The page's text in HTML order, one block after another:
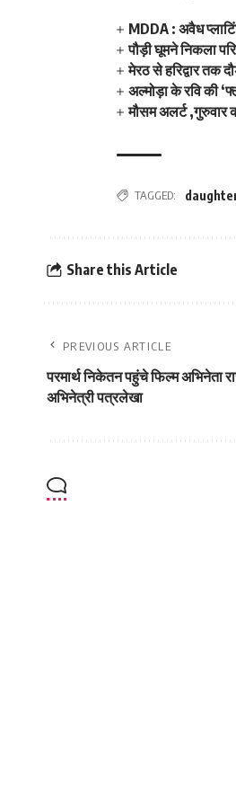
MDDA : अवैध
पौड़ी घूमने निकला
मेरठ से हरिद्वार तक
अल्मोड़ा के रवि की
मौसम अलर्ट ,गुरुवार
TAGGED:
Share this Article
PREVIOUS ARTICLE
परमार्थ निकेतन पहुंचे फिल्म अभिनेता
अभिनेत्री पत्रलेखा